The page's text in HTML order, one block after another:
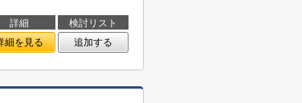
詳細
検討リスト
細を見る 追加する